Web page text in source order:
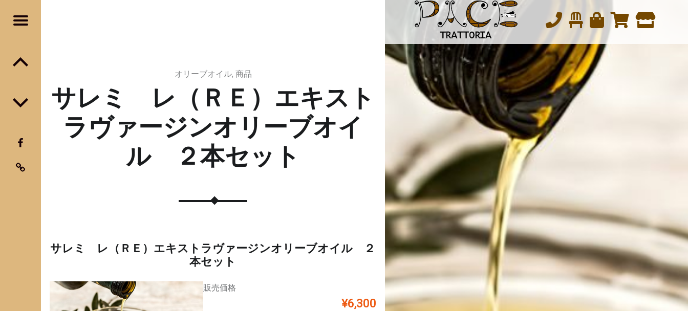
サレミ レ（ＲＥ）エキストラヴァージンオリーブオイル ２本セット | 松戸の本気イタリアン・トラットリアパーチェ
松戸の本気イタリアン・トラットリアパーチェ
松戸の本気イタリアン｜北松戸駅東口から徒歩6分
Menu
サレミ レ（ＲＥ）エキスト
ラヴァージンオリーブオイ
ル ２本セット
オリーブオイル,商品
サレミ レ（ＲＥ）エキストラヴァージンオリーブオイル ２
本セット
販売価格
¥6,300